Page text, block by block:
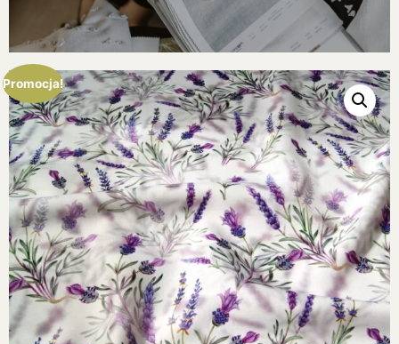
Promocja!